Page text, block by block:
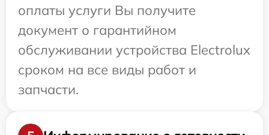
оплаты услуги Вы получите
документ о гарантийном
обслуживании устройства Electrolux
сроком на все виды работ и
запчасти.